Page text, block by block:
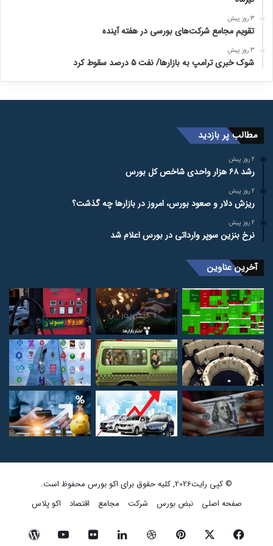
3 روز پیش
تقویم مجامع شرکت‌های بورسی در هفته آینده
3 روز پیش
شوک خبری ترامپ به بازارها/ نفت ۵ درصد سقوط کرد
مطالب پر بازدید
2 روز پیش
رشد ۶۸ هزار واحدی شاخص کل بورس
2 روز پیش
ریزش دلار و صعود بورس، امروز در بازارها چه گذشت؟
2 روز پیش
نرخ بنزین سوپر وارداتی در بورس اعلام شد
آخرین عناوین
© کپی رایت2026, کلیه حقوق برای اکو بورس محفوظ است.
صفحه اصلی
نبض بورس شرکت مجامع اقتصاد اکو پلاس
فیسبوک ایکس پینتریستدریبببل لینکداین تصاویر یوتیوب